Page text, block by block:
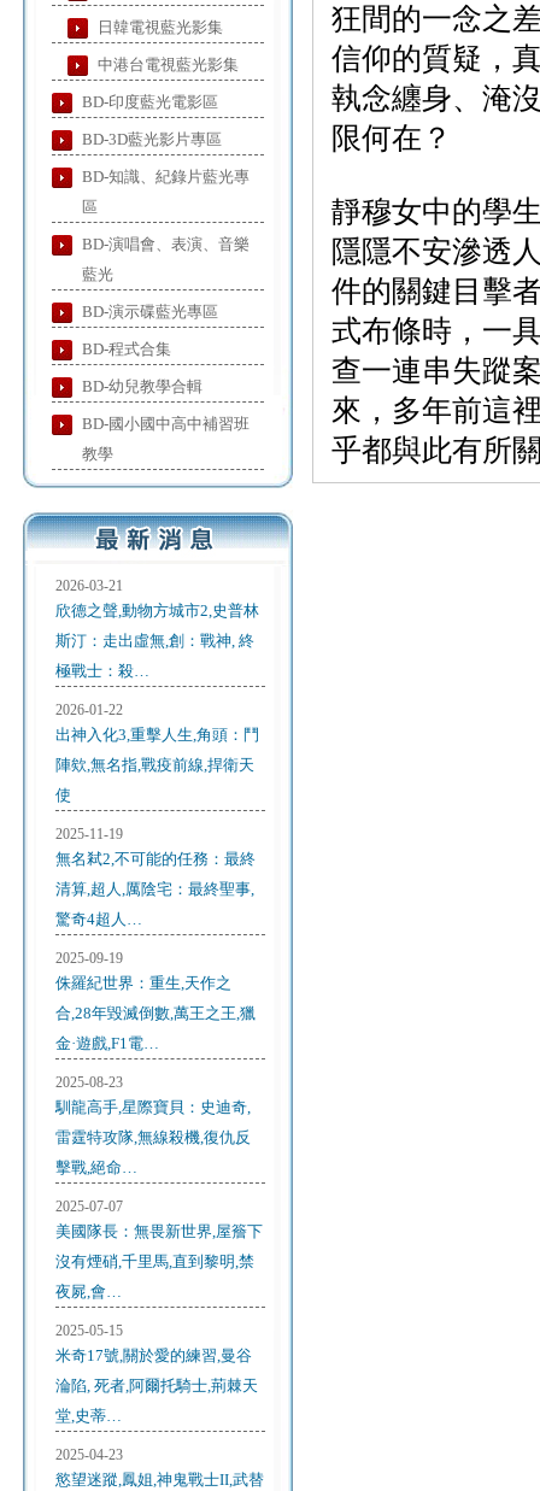
日韓電視藍光影集
中港台電視藍光影集
BD-印度藍光電影區
BD-3D藍光影片專區
BD-知識、紀錄片藍光專
區
BD-演唱會、表演、音樂
藍光
BD-演示碟藍光專區
BD-程式合集
BD-幼兒教學合輯
BD-國小國中高中補習班
教學
2026-03-21
欣德之聲,動物方城市2,史普林
斯汀：走出虛無,創：戰神, 終
極戰士：殺…
2026-01-22
出神入化3,重擊人生,角頭：鬥
陣欸,無名指,戰疫前線,捍衛天
使
2025-11-19
無名弒2,不可能的任務：最終
清算,超人,厲陰宅：最終聖事,
驚奇4超人…
2025-09-19
侏羅紀世界：重生,天作之
合,28年毀滅倒數,萬王之王,獵
金·遊戲,F1電…
2025-08-23
馴龍高手,星際寶貝：史迪奇,
雷霆特攻隊,無線殺機,復仇反
擊戰,絕命…
2025-07-07
美國隊長：無畏新世界,屋簷下
沒有煙硝,千里馬,直到黎明,禁
夜屍,會…
2025-05-15
米奇17號,關於愛的練習,曼谷
淪陷, 死者,阿爾托騎士,荊棘天
堂,史蒂…
2025-04-23
慾望迷蹤,鳳姐,神鬼戰士II,武替
狂間的一念之
信仰的質疑，
執念纏身、淹
限何在？
靜穆女中的學
隱隱不安滲透
件的關鍵目擊
式布條時，一
查一連串失蹤
來，多年前這
乎都與此有所